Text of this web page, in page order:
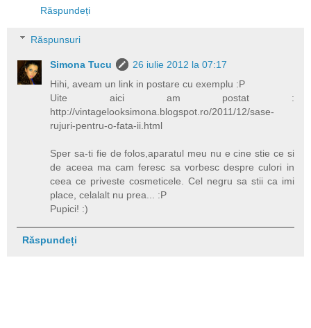
Răspundeți
Răspunsuri
Simona Tucu
26 iulie 2012 la 07:17
Hihi, aveam un link in postare cu exemplu :P
Uite aici am postat :
http://vintagelooksimona.blogspot.ro/2011/12/sase-
rujuri-pentru-o-fata-ii.html
Sper sa-ti fie de folos,aparatul meu nu e cine stie ce si
de aceea ma cam feresc sa vorbesc despre culori in
ceea ce priveste cosmeticele. Cel negru sa stii ca imi
place, celalalt nu prea... :P
Pupici! :)
Răspundeți